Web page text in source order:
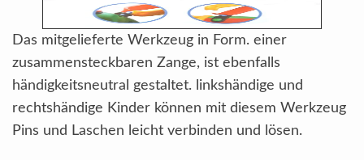
Das mitgelieferte Werkzeug in Form. einer
zusammensteckbaren Zange, ist ebenfalls
händigkeitsneutral gestaltet. linkshändige und
rechtshändige Kinder können mit diesem Werkzeug
Pins und Laschen leicht verbinden und lösen.